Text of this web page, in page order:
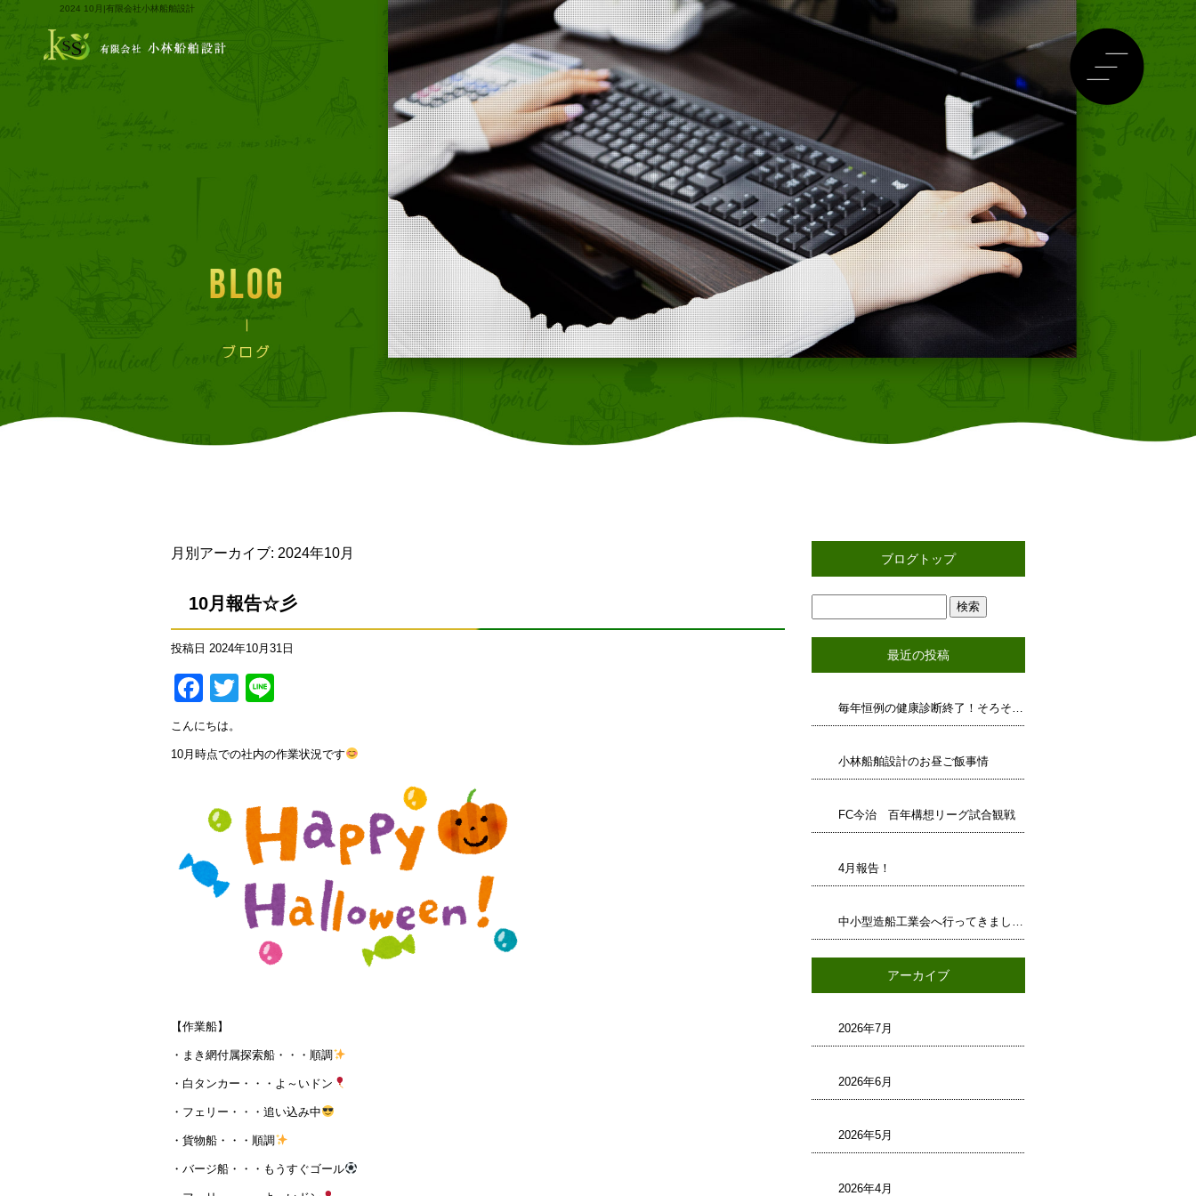
2024 10月|有限会社小林船舶設計
月別アーカイブ: 2024年10月
10月報告☆彡
投稿日 2024年10月31日
Facebook
Twitter
こんにちは。
10月時点での社内の作業状況です
【作業船】
・まき網付属探索船・・・順調
・白タンカー・・・よ～いドン
・フェリー・・・追い込み中
・貨物船・・・順調
・バージ船・・・もうすぐゴール
ブログトップ
最近の投稿
毎年恒例の健康診断終了！そろそろ運動しましょうか！今治初のピックルボール部結成！？
小林船舶設計のお昼ご飯事情
FC今治 百年構想リーグ試合観戦
4月報告！
中小型造船工業会へ行ってきました！
アーカイブ
2026年7月
2026年6月
2026年5月
2026年4月
トップページ
事業内容
取り組み
採用情報
ご応募・お問い合わせ